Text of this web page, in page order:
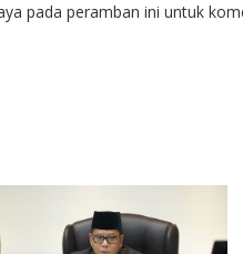
pada peramban ini untuk